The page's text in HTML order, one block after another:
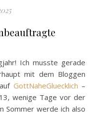
mit dem Bloggen
GottNaheGluecklich –
wenige Tage vor der
Sommer werde ich also